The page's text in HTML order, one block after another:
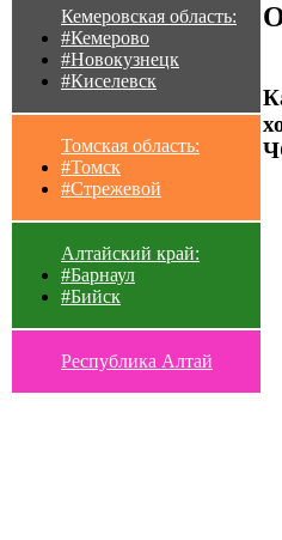
Кемеровская область:
#Кемерово
#Новокузнецк
#Киселевск
Томская область:
#Томск
#Стрежевой
Алтайский край:
#Барнаул
#Бийск
Республика Алтай